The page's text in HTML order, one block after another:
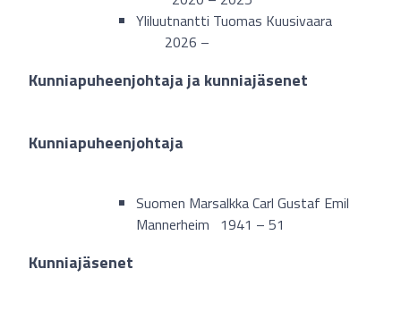
Yliluutnantti Tuomas Kuusivaara
2026 –
Kunniapuheenjohtaja ja kunniajäsenet
Kunniapuheenjohtaja
Suomen Marsalkka Carl Gustaf Emil
Mannerheim 1941 – 51
Kunniajäsenet